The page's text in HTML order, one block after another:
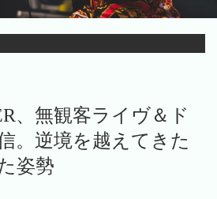
、無観客ライヴ＆ド
。逆境を越えてきた
姿勢